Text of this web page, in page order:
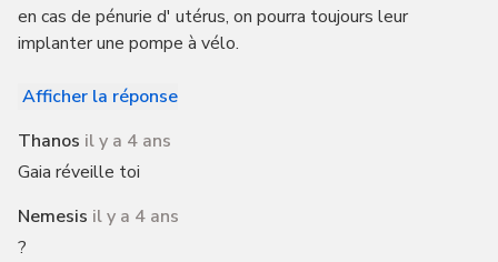
en cas de pénurie d' utérus, on pourra toujours leur
implanter une pompe à vélo.
Afficher la réponse
Thanos il y a 4 ans
Gaia réveille toi
Nemesis il y a 4 ans
?